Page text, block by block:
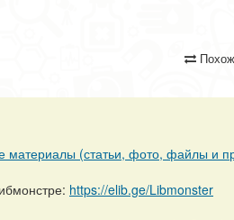
материалы (статьи, фото, файлы и
https://elib.ge/Libmonster